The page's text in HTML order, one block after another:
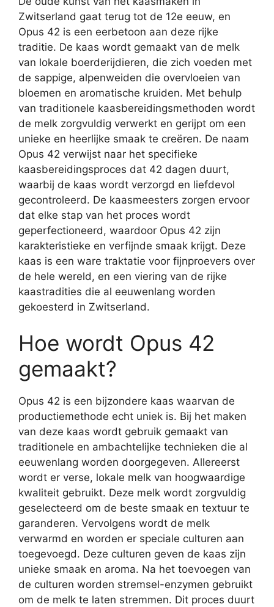
Zwitserland gaat terug tot de 12e eeuw, en
Opus 42 is een eerbetoon aan deze rijke
traditie. De kaas wordt gemaakt van de melk
van lokale boerderijdieren, die zich voeden met
de sappige, alpenweiden die overvloeien van
bloemen en aromatische kruiden. Met behulp
van traditionele kaasbereidingsmethoden wordt
de melk zorgvuldig verwerkt en gerijpt om een
unieke en heerlijke smaak te creëren. De naam
Opus 42 verwijst naar het specifieke
kaasbereidingsproces dat 42 dagen duurt,
waarbij de kaas wordt verzorgd en liefdevol
gecontroleerd. De kaasmeesters zorgen ervoor
dat elke stap van het proces wordt
geperfectioneerd, waardoor Opus 42 zijn
karakteristieke en verfijnde smaak krijgt. Deze
kaas is een ware traktatie voor fijnproevers over
de hele wereld, en een viering van de rijke
kaastradities die al eeuwenlang worden
gekoesterd in Zwitserland.
Hoe wordt Opus 42
gemaakt?
Opus 42 is een bijzondere kaas waarvan de
productiemethode echt uniek is. Bij het maken
van deze kaas wordt gebruik gemaakt van
traditionele en ambachtelijke technieken die al
eeuwenlang worden doorgegeven. Allereerst
wordt er verse, lokale melk van hoogwaardige
kwaliteit gebruikt. Deze melk wordt zorgvuldig
geselecteerd om de beste smaak en textuur te
garanderen. Vervolgens wordt de melk
verwarmd en worden er speciale culturen aan
toegevoegd. Deze culturen geven de kaas zijn
unieke smaak en aroma. Na het toevoegen van
de culturen worden stremsel-enzymen gebruikt
om de melk te laten stremmen. Dit proces duurt